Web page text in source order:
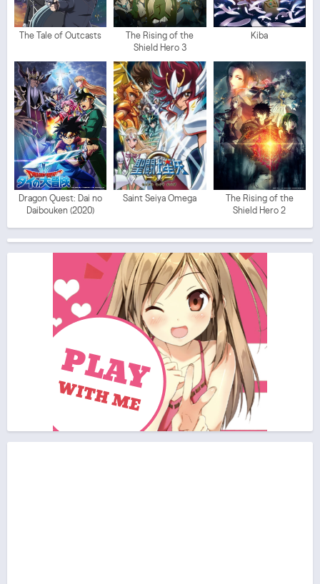
The Tale of Outcasts
The Rising of the
Shield Hero 3
Kiba
Dragon Quest: Dai no
Daibouken (2020)
Saint Seiya Omega
The Rising of the
Shield Hero 2